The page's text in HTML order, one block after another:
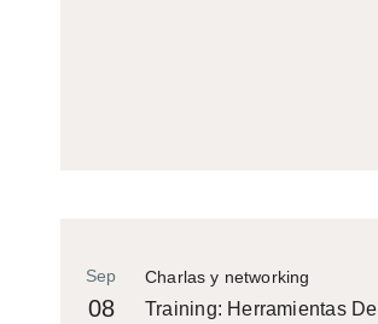
Charlas y networking
Sep
08
Training: Herramientas De